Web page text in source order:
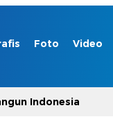
Foto Video
Indonesia